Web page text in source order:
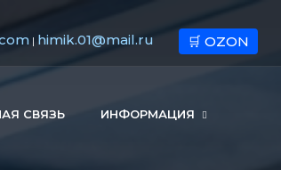
| himik.01@mail.ru 🛒 OZON
СВЯЗЬ ИНФОРМАЦИЯ